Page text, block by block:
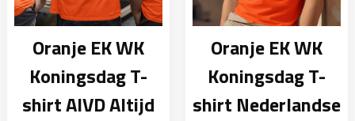
Oranje EK WK
Koningsdag T-
shirt AIVD Altijd
Oranje EK WK
Koningsdag T-
shirt Nederlandse